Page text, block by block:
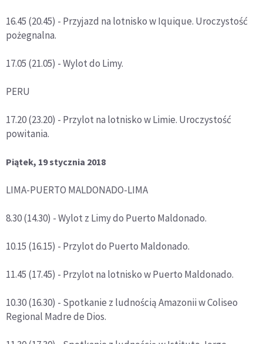
16.45 (20.45) - Przyjazd na lotnisko w Iquique. Uroczystość
pożegnalna.
17.05 (21.05) - Wylot do Limy.
PERU
17.20 (23.20) - Przylot na lotnisko w Limie. Uroczystość
powitania.
Piątek, 19 stycznia 2018
LIMA-PUERTO MALDONADO-LIMA
8.30 (14.30) - Wylot z Limy do Puerto Maldonado.
10.15 (16.15) - Przylot do Puerto Maldonado.
11.45 (17.45) - Przylot na lotnisko w Puerto Maldonado.
10.30 (16.30) - Spotkanie z ludnością Amazonii w Coliseo
Regional Madre de Dios.